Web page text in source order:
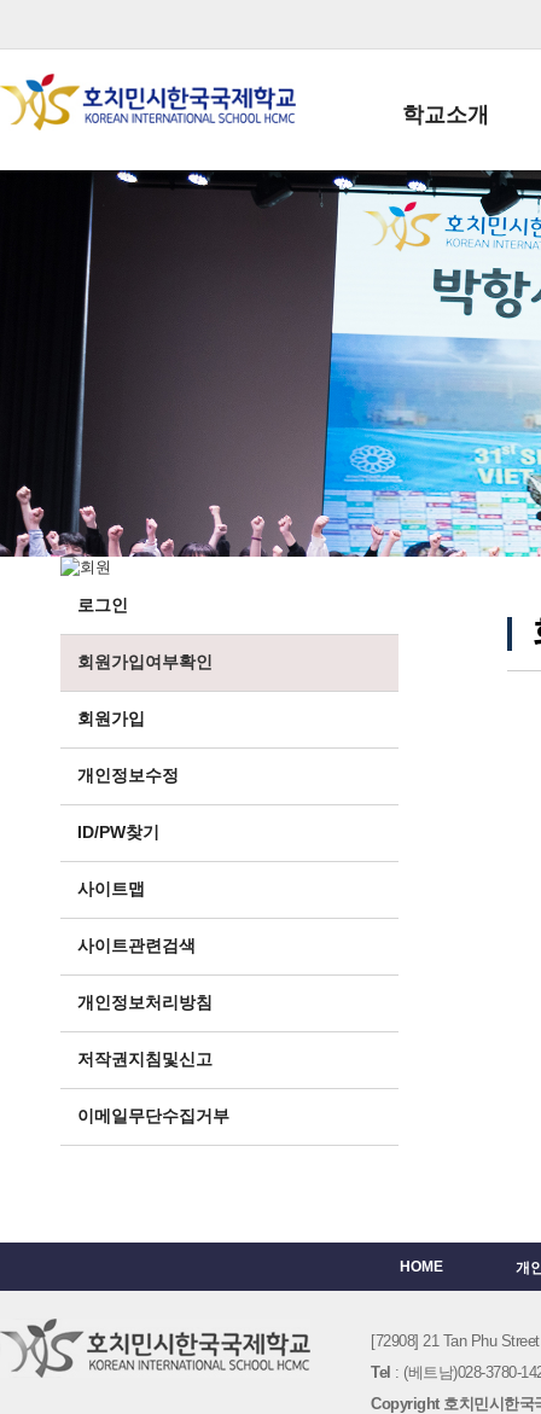
학교소개
학교장인사말
학생회장인사말
학교상징
학교 CI
교직원현황
학생현황
위치/전화
전경사진
로그인
회원가입여부확인
회원가입
개인정보수정
ID/PW찾기
사이트맵
사이트관련검색
개인정보처리방침
저작권지침및신고
이메일무단수집거부
HOME 개
[72908] 21 Tan Phu
Tel : (베트남)028-3780-
Copyright 호치민시한국